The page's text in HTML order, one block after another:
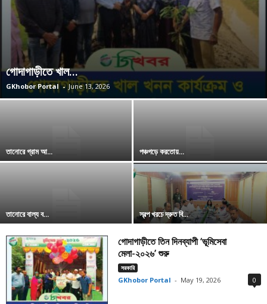
গোদাগাড়ীতে খাল...
GKhobor Portal - June 13, 2026
তানোরে গ্রাম আ... পঞ্চগড়ে করতোয়...
তানোরে বাল্য ব... স্বল্প খরচে দ্রুত বি...
গোদাগাড়ীতে তিন দিনব্যাপী ‘ভূমিসেবা
মেলা-২০২৬’ শুরু
সরকারি
GKhobor Portal - May 19, 2026 0